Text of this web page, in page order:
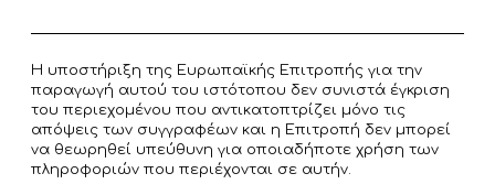
Η υποστήριξη της Ευρωπαϊκής Επιτροπής για την
παραγωγή αυτού του ιστότοπου δεν συνιστά έγκριση
του περιεχομένου που αντικατοπτρίζει μόνο τις
απόψεις των συγγραφέων και η Επιτροπή δεν μπορεί
να θεωρηθεί υπεύθυνη για οποιαδήποτε χρήση των
πληροφοριών που περιέχονται σε αυτήν.